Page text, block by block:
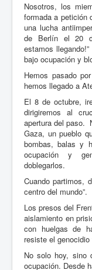
Nosotros, los
formada a petición
una lucha
de Berlín el 20
estamos
bajo ocupación y
Hemos pasado
hemos llegado a
El 8 de octubre,
dirigiremos al
apertura del paso.
Gaza, un pueblo
bombas, balas y
ocupación y
doblegarlos.
Cuando partimos,
centro del mundo”.
Los presos del
aislamiento en
con huelgas de
resiste el
No solo hoy, sino
ocupación. Desde